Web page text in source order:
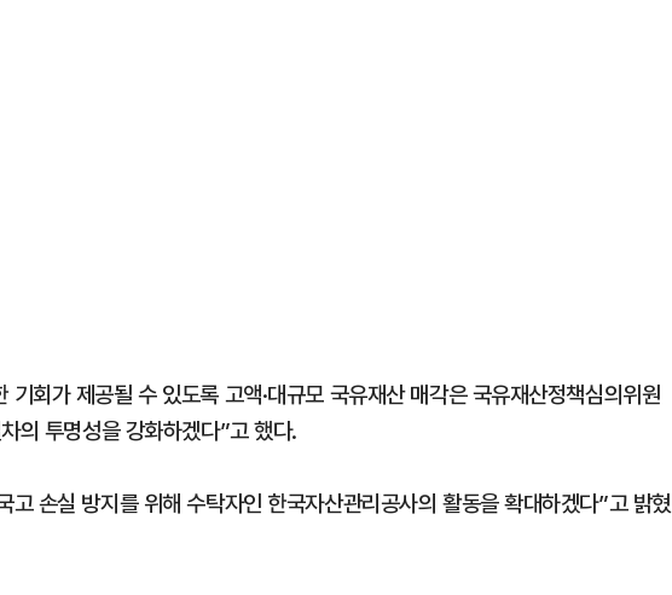
회가 제공될 수 있도록 고액·대규모 국유재산 매각은 국유재산정책심의위원
의 투명성을 강화하겠다”고 했다.
고 손실 방지를 위해 수탁자인 한국자산관리공사의 활동을 확대하겠다”고 밝혔